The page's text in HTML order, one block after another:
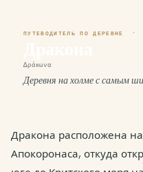
ПУТЕВОДИТЕЛЬ ПО ДЕРЕВНЕ ·
Δράκωνα
Деревня на холме с самым
Дракона расположена
Апокоронаса, откуда